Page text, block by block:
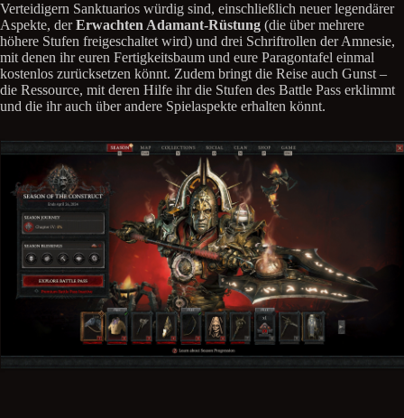
Verteidigern Sanktuarios würdig sind, einschließlich neuer legendärer
Aspekte, derErwachten Adamant-Rüstung (die über mehrere
höhere Stufen freigeschaltet wird) und drei Schriftrollen der Amnesie,
mit denen ihr euren Fertigkeitsbaum und eure Paragontafel einmal
kostenlos zurücksetzen könnt. Zudem bringt die Reise auch Gunst –
die Ressource, mit deren Hilfe ihr die Stufen des Battle Pass erklimmt
und die ihr auch über andere Spielaspekte erhalten könnt.